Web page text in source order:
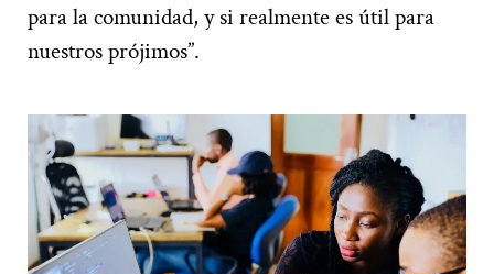
para la comunidad, y si realmente es útil para
nuestros prójimos”.